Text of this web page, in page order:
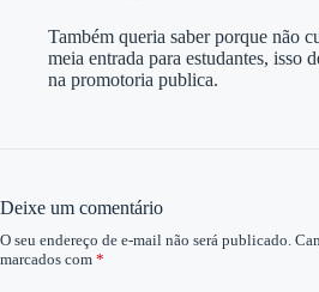
Também queria saber porque não
meia entrada para estudantes, isso
na promotoria publica.
Deixe um comentário
O seu endereço de e-mail não será publicado.
marcados com *